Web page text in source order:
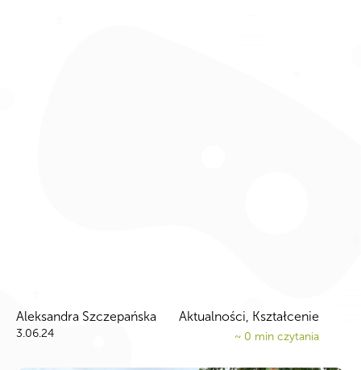
Aleksandra Szczepańska
3.06.24
Aktualności, Kształcenie
~ 0 min czytania